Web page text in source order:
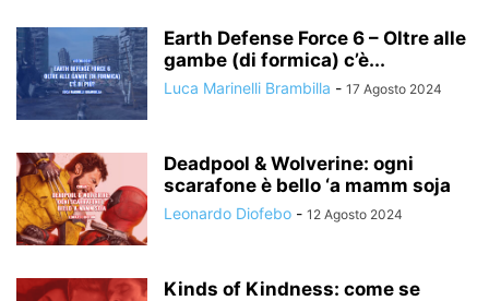
Earth Defense Force 6 – Oltre alle
gambe (di formica) c’è...
Luca Marinelli Brambilla - 17 Agosto 2024
Deadpool & Wolverine: ogni
scarafone è bello ‘a mamm soja
Leonardo Diofebo - 12 Agosto 2024
Kinds of Kindness: come se